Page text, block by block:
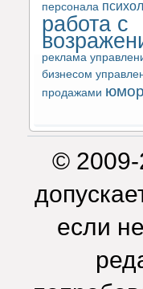
персонала
работа с
реклама
бизнесом
продажами юмор
© 2009-
если